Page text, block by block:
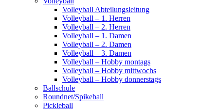
Volleyball Abteilungsleitung
Volleyball – 1. Herren
Volleyball – 2. Herren
Volleyball – 1. Damen
Volleyball – 2. Damen
Volleyball – 3. Damen
Volleyball – Hobby montags
Volleyball – Hobby mittwochs
Volleyball – Hobby donnerstags
Ballschule
Roundnet/Spikeball
Pickleball